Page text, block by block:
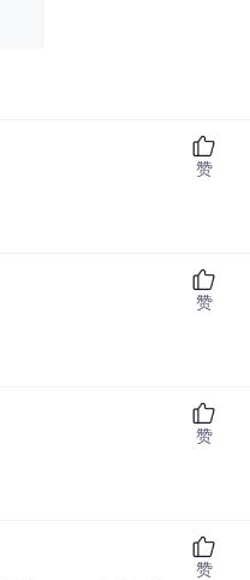
赞
赞
赞
赞